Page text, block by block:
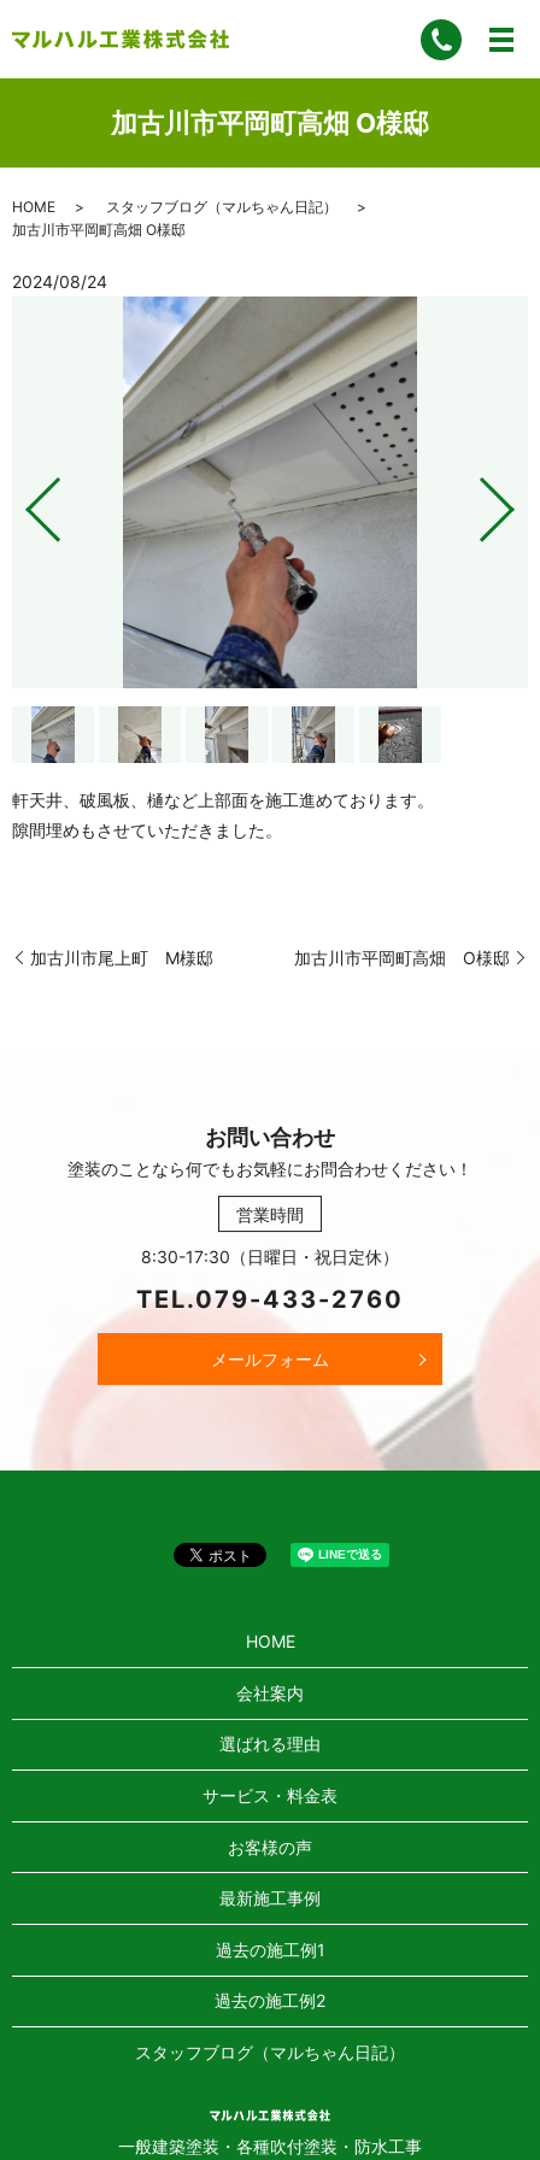
加古川市平岡町高畑 O様邸
HOME
スタッフブログ（マルちゃん日記）
加古川市平岡町高畑 O様邸
2024/08/24
軒天井、破風板、樋など上部面を施工進めております。
隙間埋めもさせていただきました。
加古川市尾上町 M様邸 加古川市平岡町高畑 O様邸
お問い合わせ
塗装のことなら何でもお気軽にお問合わせください！
営業時間
8:30-17:30（日曜日・祝日定休）
TEL.079-433-2760
メールフォーム
HOME
会社案内
選ばれる理由
サービス・料金表
お客様の声
最新施工事例
過去の施工例1
過去の施工例2
スタッフブログ（マルちゃん日記）
一般建築塗装・各種吹付塗装・防水工事